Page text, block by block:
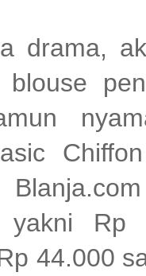
drama,
blouse
yakni Rp
44.000